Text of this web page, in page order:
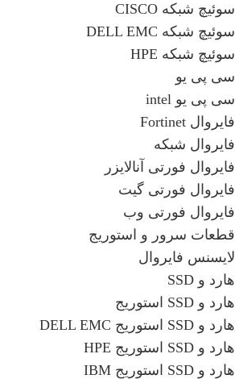
سوئیچ شبکه CISCO
سوئیچ شبکه DELL EMC
سوئیچ شبکه HPE
سی پی یو
سی پی یو intel
فایروال Fortinet
فایروال شبکه
فایروال فورتی آنالایزر
فایروال فورتی گیت
فایروال فورتی وب
قطعات سرور و استوریج
لایسنس فایروال
هارد و SSD
هارد و SSD استوریج
هارد و SSD استوریج DELL EMC
هارد و SSD استوریج HPE
هارد و SSD استوریج IBM